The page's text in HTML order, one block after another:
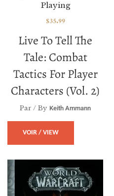
Live To Tell The
Tale: Combat
Tactics For Player
Characters (vol. 2)
Playing
$35.99
Par / By Keith Ammann
VOIR / VIEW